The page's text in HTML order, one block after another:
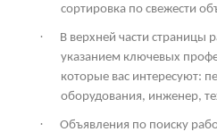
сортировка по свежести
·
В верхней части страницы
указанием ключевых
которые вас интересуют:
оборудования, инженер,
·
Объявления по поиску